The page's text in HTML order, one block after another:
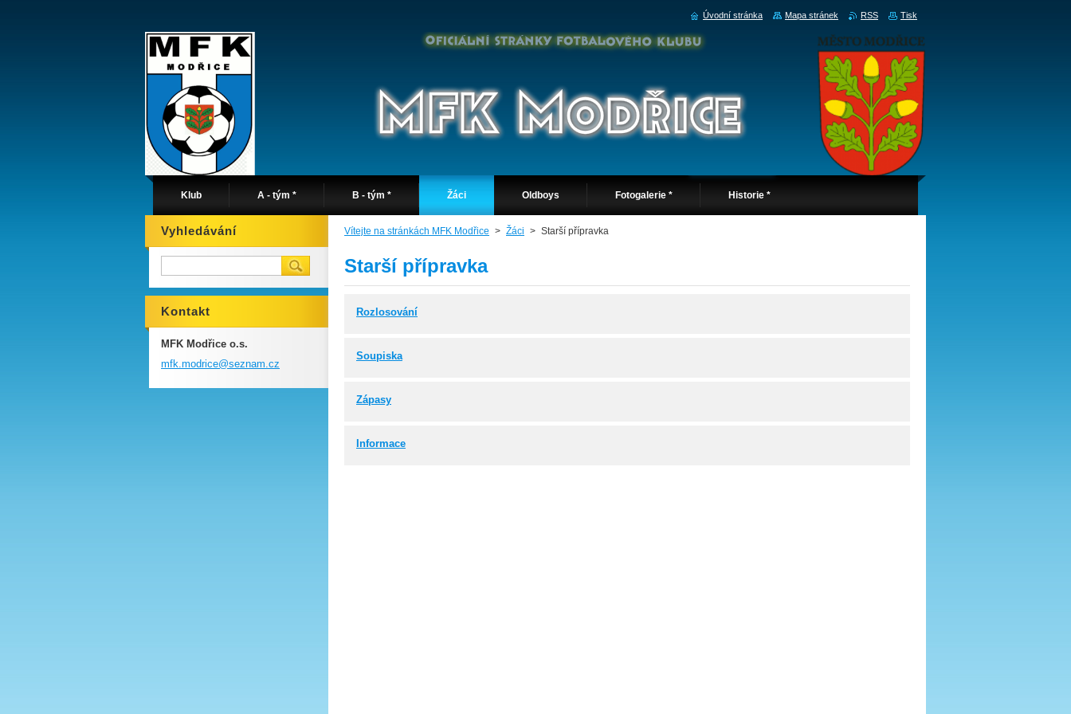
Klub A - tým * B - tým * Žáci Oldboys Fotogalerie * Historie *
Vítejte na stránkách MFK Modřice > Žáci > Starší přípravka
Starší přípravka
Rozlosování
Soupiska
Zápasy
Informace
Vyhledávání
Kontakt
MFK Modřice o.s.
mfk.modrice@seznam.cz
Úvodní stránka Mapa stránek RSS Tisk